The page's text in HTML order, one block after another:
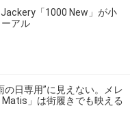
「1000 New」が小
アル
の日専用”に見えない。メレ
Matis」は街履きでも映える